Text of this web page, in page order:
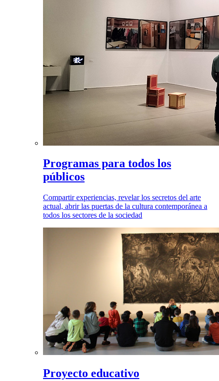
Programas para todos los
públicos
Compartir experiencias, revelar los secretos del arte
actual, abrir las puertas de la cultura contemporánea a
todos los sectores de la sociedad
Proyecto educativo